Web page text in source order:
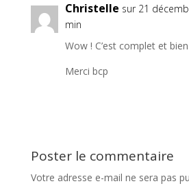
Christelle sur 21
min
Wow ! C’est complet et
Merci bcp
Poster le commentaire
Votre adresse e-mail ne sera pas